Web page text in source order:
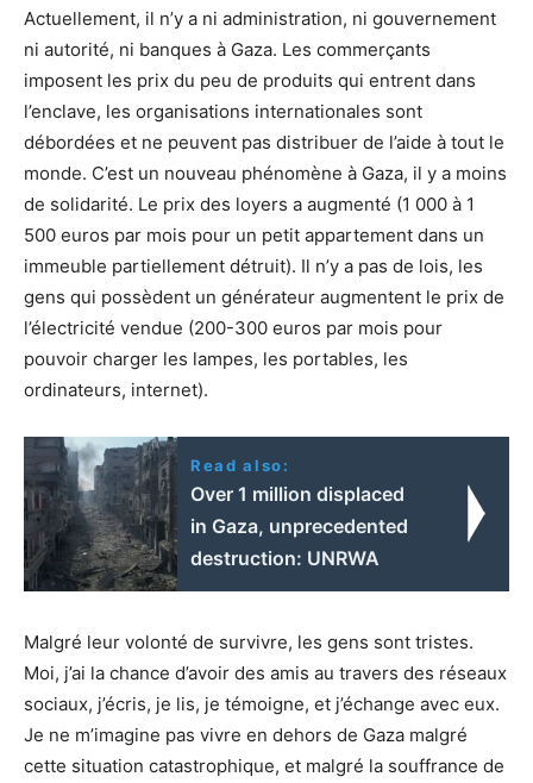
Actuellement, il n’y a ni administration, ni gouvernement
ni autorité, ni banques à Gaza. Les commerçants
imposent les prix du peu de produits qui entrent dans
l’enclave, les organisations internationales sont
débordées et ne peuvent pas distribuer de l’aide à tout le
monde. C’est un nouveau phénomène à Gaza, il y a moins
de solidarité. Le prix des loyers a augmenté (1 000 à 1
500 euros par mois pour un petit appartement dans un
immeuble partiellement détruit). Il n’y a pas de lois, les
gens qui possèdent un générateur augmentent le prix de
l’électricité vendue (200-300 euros par mois pour
pouvoir charger les lampes, les portables, les
ordinateurs, internet).
Read also:
Over 1 million displaced
in Gaza, unprecedented
destruction: UNRWA
Malgré leur volonté de survivre, les gens sont tristes.
Moi, j’ai la chance d’avoir des amis au travers des réseaux
sociaux, j’écris, je lis, je témoigne, et j’échange avec eux.
Je ne m’imagine pas vivre en dehors de Gaza malgré
cette situation catastrophique, et malgré la souffrance de